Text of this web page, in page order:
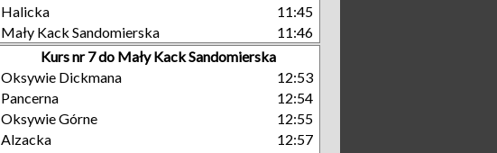
Halicka
11:45
Mały Kack Sandomierska
11:46
Kurs nr 7 do Mały Kack Sandomierska
Oksywie Dickmana
12:53
Pancerna
12:54
Oksywie Górne
12:55
Alzacka
12:57